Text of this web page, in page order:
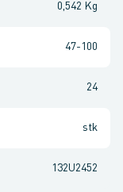
0,542 Kg
47-100
24
stk
132U2452